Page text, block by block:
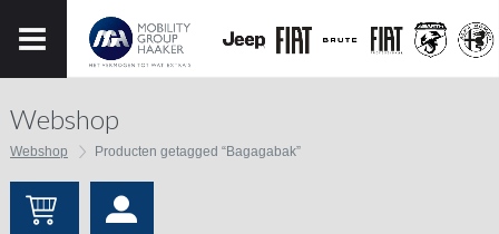
Webshop
Webshop Producten getagged “Bagagabak”